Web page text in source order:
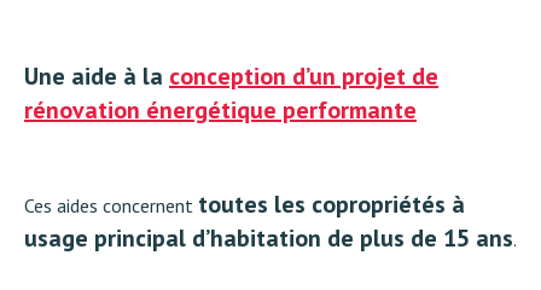
Une aide à la conception d’un projet de
rénovation énergétique performante
Ces aides concernent toutes les copropriétés à
usage principal d’habitation de plus de 15 ans.